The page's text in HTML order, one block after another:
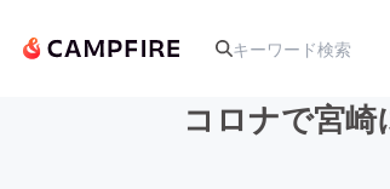
コロナで宮